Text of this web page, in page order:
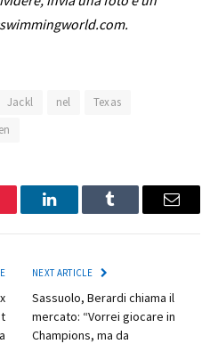
Jackl nel
Texas
LinkedInTumblr Email
NEXT ARTICLE
Sassuolo, Berardi chiama il
mercato: “Vorrei giocare in
Champions, ma da